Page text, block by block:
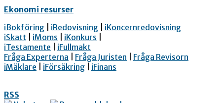
Ekonomi resurser
iBokföring
iRedovisning
iKoncernredovisning
iSkatt
iMoms iKonkurs
iTestamente
iFullmakt
Fråga Experterna
Fråga Juristen
Fråga Revisorn
iMäklare
iFörsäkring iFinans
RSS